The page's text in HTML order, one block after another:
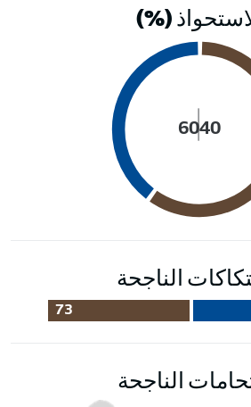
(%)
40
60
الناجحة
73
الناجحة